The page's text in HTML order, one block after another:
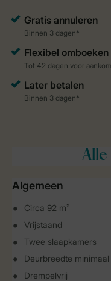
Alle
Algemeen
Circa 92 m²
Vrijstaand
Twee slaapkamers
Deurbreedte
Drempelvrij